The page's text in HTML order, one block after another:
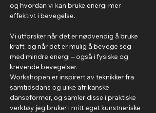
og hvordan vi kan bruke energi mer
effektivt i bevegelse.
Vi utforsker når det er nødvendig å bruke
kraft, og når det er mulig å bevege seg
med mindre energi – også i fysiske og
krevende bevegelser.
Workshopen er inspirert av teknikker fra
samtidsdans og ulike afrikanske
danseformer, og samler disse i praktiske
verktøy jeg bruker i mitt eget kunstneriske